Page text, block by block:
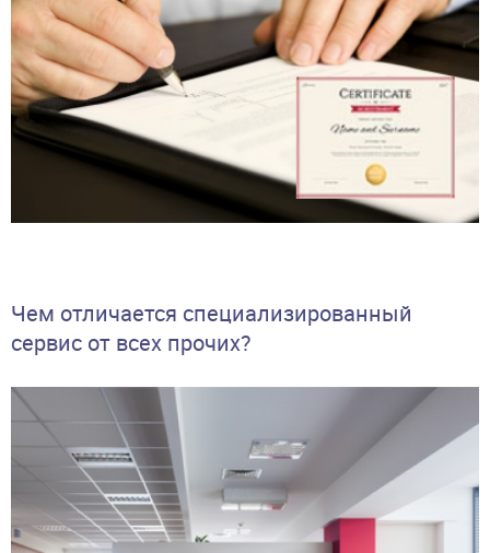
Чем отличается специализированный
сервис от всех прочих?